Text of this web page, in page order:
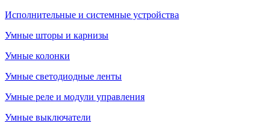
Исполнительные и системные устройства
Умные шторы и карнизы
Умные колонки
Умные светодиодные ленты
Умные реле и модули управления
Умные выключатели